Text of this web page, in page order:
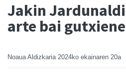
Jakin
arte bai
Noaua Aldizkaria 2024ko ekainaren 20a